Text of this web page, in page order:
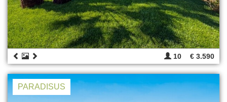
10 € 3.590
PARADISUS